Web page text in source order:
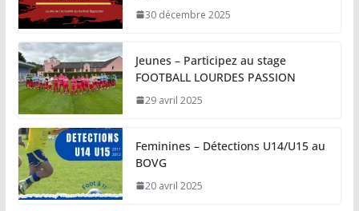
30 décembre 2025
Jeunes – Participez au stage
FOOTBALL LOURDES PASSION
29 avril 2025
Feminines – Détections U14/U15 au
BOVG
20 avril 2025